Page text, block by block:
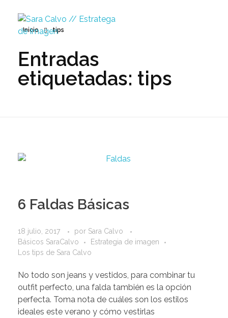
Sara Calvo // Estratega de Imagen
Inicio tips
Entradas
etiquetadas: tips
6 Faldas Básicas
18 julio, 2017 por Sara Calvo
Básicos SaraCalvo
Estrategia de imagen
Los tips de Sara Calvo
No todo son jeans y vestidos, para combinar tu
outfit perfecto, una falda también es la opción
perfecta. Toma nota de cuáles son los estilos
ideales este verano y cómo vestirlas